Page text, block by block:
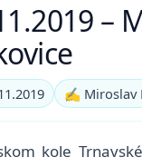
–
✍️ Miroslav
kole